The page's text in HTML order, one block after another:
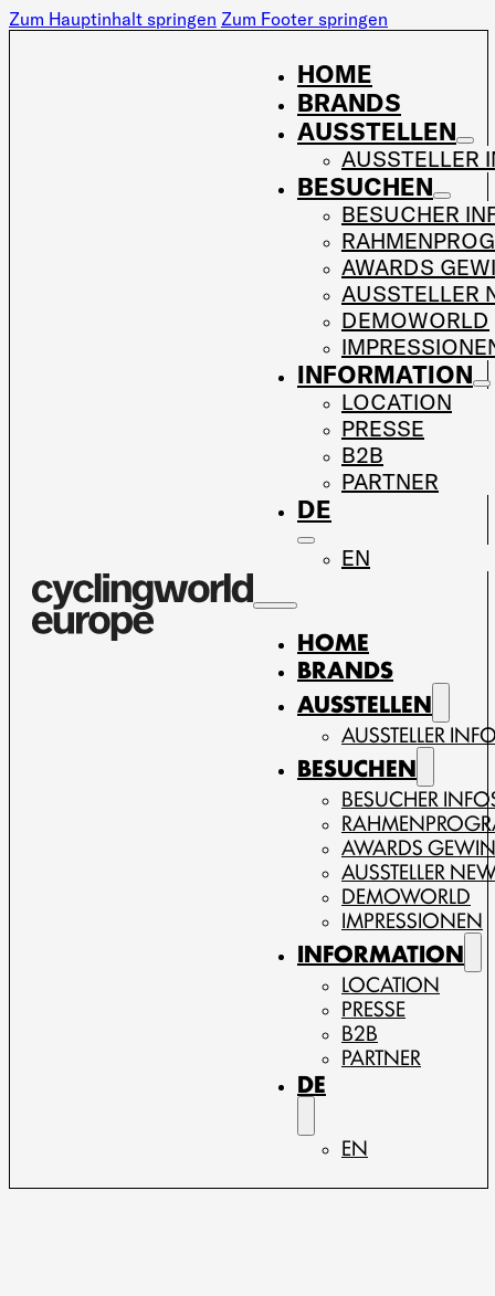
Zum Hauptinhalt springen Zum Footer springen
HOME
BRANDS
AUSSTELLEN
AUSSTELLER
BESUCHEN
BESUCHER
AWARDS
AUSSTELLER
DEMOWORLD
INFORMATION
LOCATION
PRESSE
B2B
PARTNER
DE
EN
HOME
BRANDS
AUSSTELLEN
AUSSTELLER
BESUCHEN
BESUCHER
AWARDS
AUSSTELLER
DEMOWORLD
IMPRESSIONEN
INFORMATION
LOCATION
PRESSE
B2B
PARTNER
DE
EN